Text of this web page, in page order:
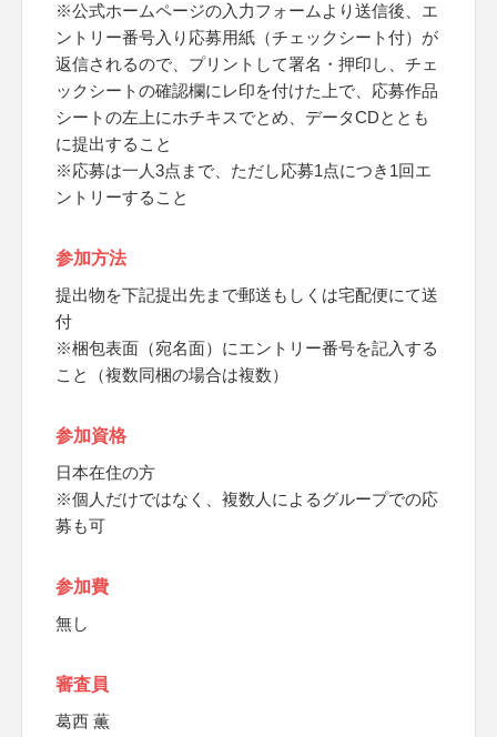
※公式ホームページの入力フォームより送信後、エ
ントリー番号入り応募用紙（チェックシート付）が
返信されるので、プリントして署名・押印し、チェ
ックシートの確認欄にレ印を付けた上で、応募作品
シートの左上にホチキスでとめ、データCDととも
に提出すること
※応募は一人3点まで、ただし応募1点につき1回エ
ントリーすること
参加方法
提出物を下記提出先まで郵送もしくは宅配便にて送
付
※梱包表面（宛名面）にエントリー番号を記入する
こと（複数同梱の場合は複数）
参加資格
日本在住の方
※個人だけではなく、複数人によるグループでの応
募も可
参加費
無し
審査員
葛西 薫